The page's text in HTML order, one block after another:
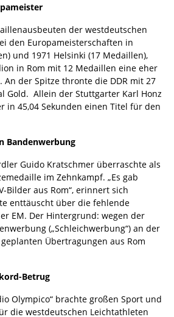
der westdeutschen
den Europameisterschaften in
und 1971 Helsinki (17 Medaillen),
in Rom mit 12 Medaillen eine eher
An der Spitze thronte die DDR mit 27
Gold. Allein der Stuttgarter Karl Honz
in 45,04 Sekunden einen Titel für den
Bandenwerbung
Guido Kratschmer überraschte als
im Zehnkampf. „Es gab
Bilder aus Rom“, erinnert sich
enttäuscht über die fehlende
EM. Der Hintergrund: wegen der
(„Schleichwerbung“) an der
Übertragungen aus Rom
Betrug
Olympico“ brachte großen Sport und
die westdeutschen Leichtathleten